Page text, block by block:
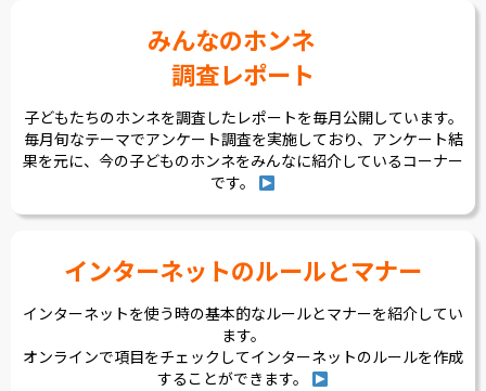
みんなのホンネ
調査レポート
子どもたちのホンネを調査したレポートを毎月公開しています。
毎月旬なテーマでアンケート調査を実施しており、アンケート結
果を元に、今の子どものホンネをみんなに紹介しているコーナー
です。
インターネットのルールとマナー
インターネットを使う時の基本的なルールとマナーを紹介してい
ます。
オンラインで項目をチェックしてインターネットのルールを作成
することができます。